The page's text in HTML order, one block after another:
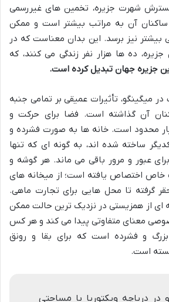
شهرت جزیره، تخمین های غیررسمی
ساکنان آن به مراتب بیشتر است و ممکن
نفر یا حتی بیشتر نیز برسد. این بدان معناست که در
جزیره، ده ها هزار نفر زندگی می کنند، که
جزیره جهان تبدیل کرده است.
میگینگو، تأثیرات عمیقی بر تمامی جنبه
آن گذاشته است. فضا برای حرکت و
محدود است. خانه ها به صورت فشرده و
ساخته شده اند، به گونه ای که تنها
عبور و مرور باقی می ماند. هر گوشه و
خاص اختصاص یافته است؛ از میخانه های
گرفته تا محل هایی برای تجارت ماهی.
ای از همزیستی در نزدیک ترین حالت ممکن
معنای متفاوتی پیدا می کند و هر کس
و فشرده است که برای بقا و رونق
است.
در دریاچه ویکتوریا با مساحتی